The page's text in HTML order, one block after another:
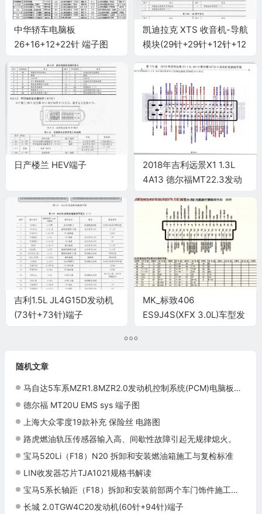
中华轿车电脑板
26+16+12+22针 端子图
凯迪拉克 XTS 收音机-导航
模块(29针+29针+12针+12
日产楼兰 HEV端子
2018年吉利远景X1 1.3L
4A13 德尔福MT22.3发动
吉利1.5L JL4G15D发动机
(73针+73针)端子
MK_标致406
ES9J4S(XFX 3.0L)车型发
随机文章
马自达5车系MZR1.8MZR2.0发动机控制系统(PCM)电脑板60+60针端子
德尔福 MT20U EMS sys 端子图
上海大众零度19款补充 保险丝 电路图
路虎燃油轨压传感器输入高、间歇性故障引起无规律熄火。
宝马520Li（F18）N20 拆卸和安装燃油箱施工与复检标准
LIN收发器芯片TJA1021规格书解读
宝马5系长轴距（F18）拆卸和安装前部两个车门饰件施工与复检标准
长城 2.0TGW4C20发动机(60针+94针)端子